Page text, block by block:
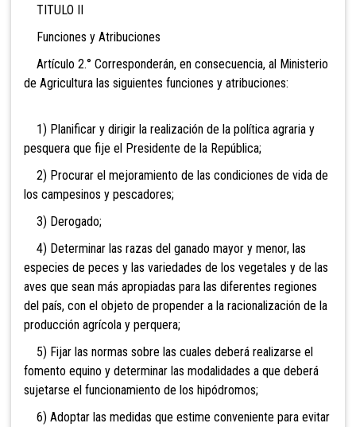
TITULO II
Funciones y Atribuciones
Artículo 2.° Corresponderán, en consecuencia, al Ministerio
de Agricultura las siguientes funciones y atribuciones:
1) Planificar y dirigir la realización de la política agraria y
pesquera que fije el Presidente de la República;
2) Procurar el mejoramiento de las condiciones de vida de
los campesinos y pescadores;
3) Derogado;
4) Determinar las razas del ganado mayor y menor, las
especies de peces y las variedades de los vegetales y de las
aves que sean más apropiadas para las diferentes regiones
del país, con el objeto de propender a la racionalización de la
producción agrícola y perquera;
5) Fijar las normas sobre las cuales deberá realizarse el
fomento equino y determinar las modalidades a que deberá
sujetarse el funcionamiento de los hipódromos;
6) Adoptar las medidas que estime conveniente para evitar